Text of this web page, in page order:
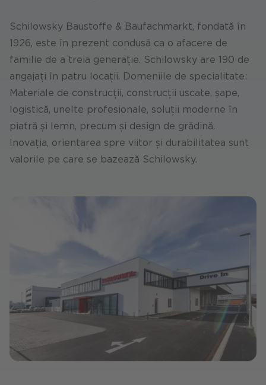
Schilowsky Baustoffe & Baufachmarkt, fondată în
1926, este în prezent condusă ca o afacere de
familie de a treia generație. Schilowsky are 190 de
angajați în patru locații. Domeniile de specialitate:
Materiale de construcții, construcții uscate, șape,
logistică, unelte profesionale, soluții moderne în
piatră și lemn, precum și design de grădină.
Inovația, orientarea spre viitor și durabilitatea sunt
valorile pe care se bazează Schilowsky.